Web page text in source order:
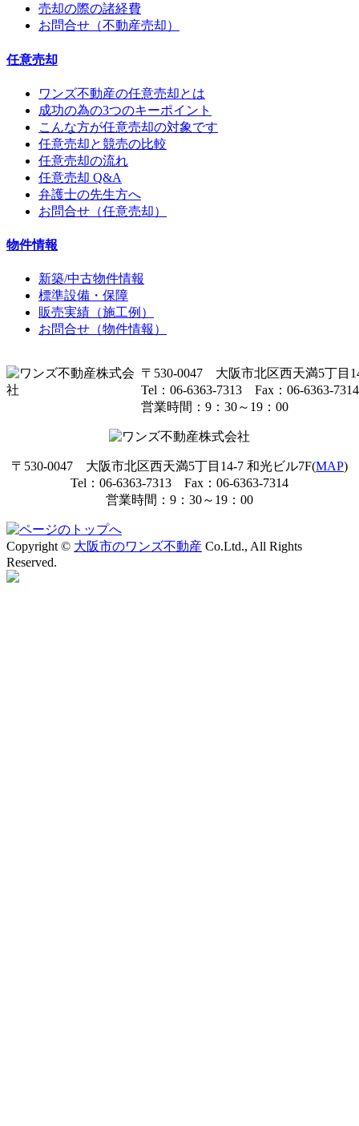
売却の際の諸経費
お問合せ（不動産売却）
任意売却
ワンズ不動産の任意売却とは
成功の為の3つのキーポイント
こんな方が任意売却の対象です
任意売却と競売の比較
任意売却の流れ
任意売却 Q&A
弁護士の先生方へ
お問合せ（任意売却）
物件情報
新築/中古物件情報
標準設備・保障
販売実績（施工例）
お問合せ（物件情報）
〒530-0047 大阪市北区西天満5丁目
Tel：06-6363-7313 Fax：06-6363-7314
営業時間：9：30～19：00
〒530-0047 大阪市北区西天満5丁目14-7 和光ビル7F(MAP)
Tel：06-6363-7313 Fax：06-6363-7314
営業時間：9：30～19：00
Copyright © 大阪市のワンズ不動産 Co.Ltd., All Rights
Reserved.